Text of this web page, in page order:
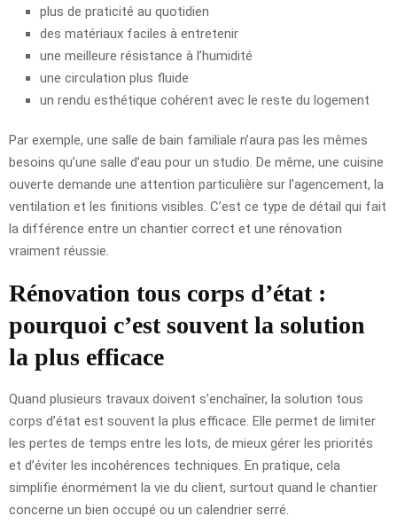
plus de praticité au quotidien
des matériaux faciles à entretenir
une meilleure résistance à l’humidité
une circulation plus fluide
un rendu esthétique cohérent avec le reste du logement
Par exemple, une salle de bain familiale n’aura pas les mêmes
besoins qu’une salle d’eau pour un studio. De même, une cuisine
ouverte demande une attention particulière sur l’agencement, la
ventilation et les finitions visibles. C’est ce type de détail qui fait
la différence entre un chantier correct et une rénovation
vraiment réussie.
Rénovation tous corps d’état :
pourquoi c’est souvent la solution
la plus efficace
Quand plusieurs travaux doivent s’enchaîner, la solution tous
corps d’état est souvent la plus efficace. Elle permet de limiter
les pertes de temps entre les lots, de mieux gérer les priorités
et d’éviter les incohérences techniques. En pratique, cela
simplifie énormément la vie du client, surtout quand le chantier
concerne un bien occupé ou un calendrier serré.